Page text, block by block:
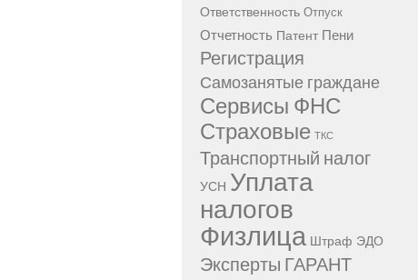
Ответственность Отпуск
Отчетность Патент Пени
Регистрация
Самозанятые граждане
Сервисы ФНС
Страховые ТКС
Транспортный налог
УСН Уплата
налогов
Физлица Штраф ЭДО
Эксперты ГАРАНТ